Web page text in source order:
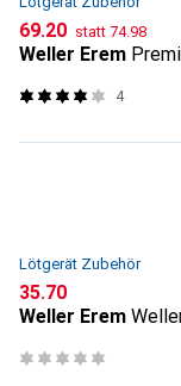
CHF
69.20 statt CHF
74.98
Weller Erem
4
Lötgerät Zubehör
CHF
35.70
Weller Erem